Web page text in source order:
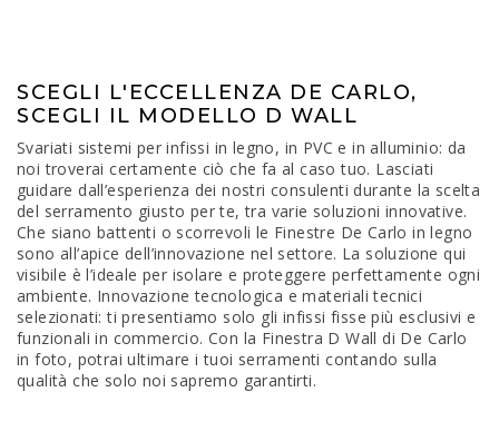
SCEGLI L'ECCELLENZA DE CARLO,
SCEGLI IL MODELLO D WALL
Svariati sistemi per infissi in legno, in PVC e in alluminio: da
noi troverai certamente ciò che fa al caso tuo. Lasciati
guidare dall’esperienza dei nostri consulenti durante la scelta
del serramento giusto per te, tra varie soluzioni innovative.
Che siano battenti o scorrevoli le Finestre De Carlo in legno
sono all’apice dell’innovazione nel settore. La soluzione qui
visibile è l’ideale per isolare e proteggere perfettamente ogni
ambiente. Innovazione tecnologica e materiali tecnici
selezionati: ti presentiamo solo gli infissi fisse più esclusivi e
funzionali in commercio. Con la Finestra D Wall di De Carlo
in foto, potrai ultimare i tuoi serramenti contando sulla
qualità che solo noi sapremo garantirti.